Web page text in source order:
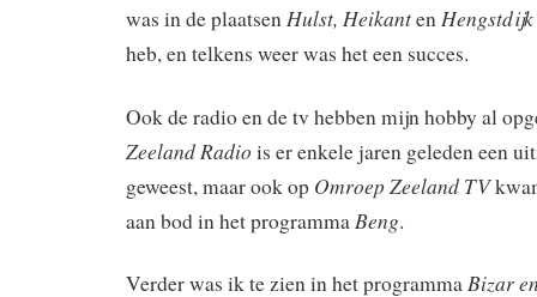
was in de plaatsen Hulst, Heikanten Hengstdijk
heb, en telkens weer was het een succes.
Ook de radio en de tv hebben mijn hobby al
Zeeland Radio is er enkele jaren geleden een
geweest, maar ook op Omroep Zeeland TV
aan bod in het programma Beng.
Verder was ik te zien in het programmaBizar